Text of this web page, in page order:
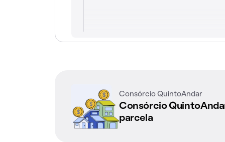
Consórcio QuintoAndar
Consórcio
parcela